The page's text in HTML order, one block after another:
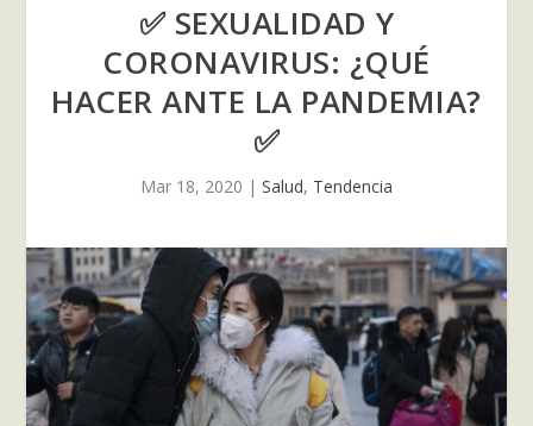
✅ SEXUALIDAD Y
CORONAVIRUS: ¿QUÉ
HACER ANTE LA PANDEMIA?
✅
Mar 18, 2020 | Salud, Tendencia